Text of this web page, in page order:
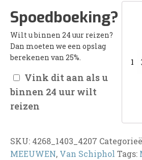
Spoedboeking?
Wilt u binnen 24 uur reizen?
Dan moeten we een opslag
berekenen van 25%.
Vink dit aan als u
binnen 24 uur wilt
reizen
SKU: 4268_1403_4207
MEEUWEN, Van Schiphol Tags: